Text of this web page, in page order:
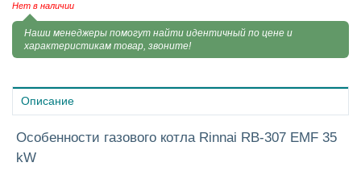
Нет в наличии
Наши менеджеры помогут найти идентичный по цене и
характеристикам товар, звоните!
Описание
Особенности газового котла Rinnai RB-307 EMF 35
kW